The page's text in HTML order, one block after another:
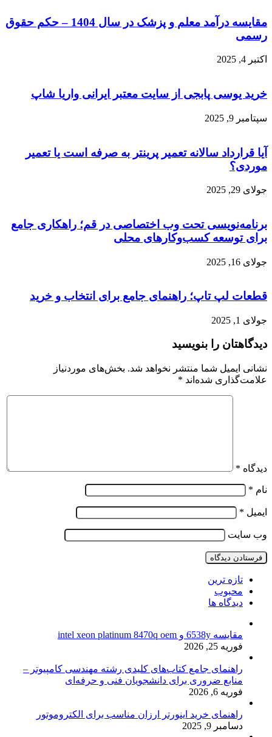
مقایسه درآمد معلم و پزشک در سال 1404 – حکم حقوق
رسمی
اکتبر 4, 2025
خرید یوسی پابجی از سایت معتبر ایرانی واریا شاپ
سپتامبر 9, 2025
آیا قرارداد سالانه تعمیر پرینتر به صرفه است یا تعمیر
موردی؟
جولای 29, 2025
برنامه‌نویسی تحت وب اختصاصی در قم؛ راهکاری جامع
برای توسعه کسب‌وکارهای محلی
جولای 16, 2025
قطعات لپ تاپ؛ راهنمای جامع برای انتخاب و خرید
جولای 1, 2025
دیدگاهتان را بنویسید
نشانی ایمیل شما منتشر نخواهد شد. بخش‌های موردنیاز
علامت‌گذاری شده‌اند *
دیدگاه *
نام *
ایمیل *
وب‌ سایت
تازه ترین
محبوب
دیدگاه ها
مقایسه 6538y و intel xeon platinum 8470q oem
فوریه 25, 2026
راهنمای جامع کتاب‌های کلیدی رشته مهندسی کامپیوتر –
منابع ضروری برای دانشجویان فنی و حرفه‌ای
فوریه 6, 2026
راهنمای خرید اینورتر ارزان مناسب برای الکتروموتور
دسامبر 9, 2025